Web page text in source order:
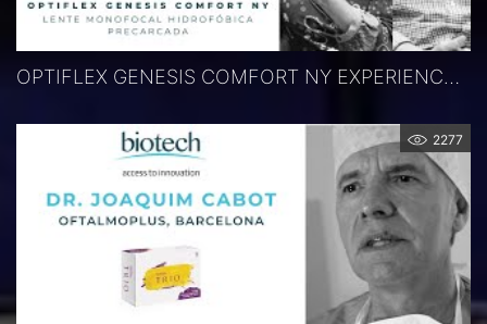
OPTIFLEX GENESIS COMFORT NY EXPERIENCE - Dr. Marín, Dr. Amselem, Barcelona, Spanien
2277